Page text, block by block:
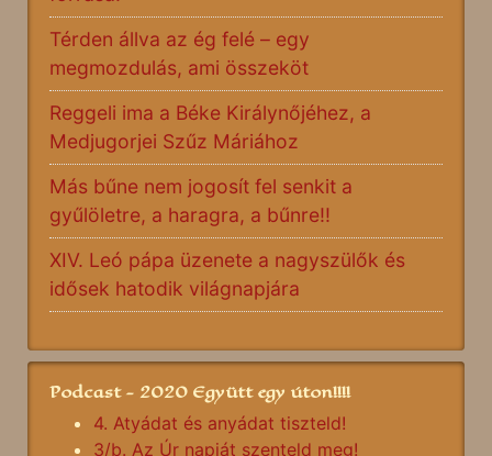
Térden állva az ég felé – egy
megmozdulás, ami összeköt
Reggeli ima a Béke Királynőjéhez, a
Medjugorjei Szűz Máriához
Más bűne nem jogosít fel senkit a
gyűlöletre, a haragra, a bűnre!!
XIV. Leó pápa üzenete a nagyszülők és
idősek hatodik világnapjára
Podcast - 2020 Együtt egy úton!!!!
4. Atyádat és anyádat tiszteld!
3/b. Az Úr napját szenteld meg!